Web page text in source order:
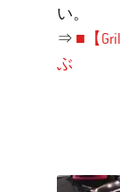
い。
⇒ ■【
ぶ